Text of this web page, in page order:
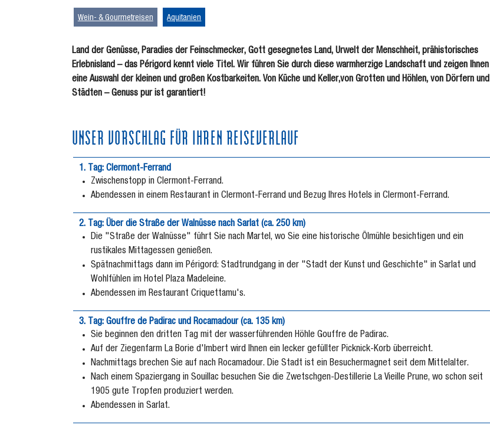
Wein- & Gourmetreisen Aquitanien
Land der Genüsse, Paradies der Feinschmecker, Gott gesegnetes Land, Urwelt der Menschheit, prähistorisches
Erlebnisland – das Périgord kennt viele Titel. Wir führen Sie durch diese warmherzige Landschaft und zeigen Ihnen
eine Auswahl der kleinen und großen Kostbarkeiten. Von Küche und Keller,von Grotten und Höhlen, von Dörfern und
Städten – Genuss pur ist garantiert!
UNSER VORSCHLAG FÜR IHREN REISEVERLAUF
1. Tag: Clermont-Ferrand
Zwischenstopp in Clermont-Ferrand.
Abendessen in einem Restaurant in Clermont-Ferrand und Bezug Ihres Hotels in Clermont-Ferrand.
2. Tag: Über die Straße der Walnüsse nach Sarlat (ca. 250 km)
Die "Straße der Walnüsse" führt Sie nach Martel, wo Sie eine historische Ölmühle besichtigen und ein
rustikales Mittagessen genießen.
Spätnachmittags dann im Périgord: Stadtrundgang in der "Stadt der Kunst und Geschichte" in Sarlat und
Wohlfühlen im Hotel Plaza Madeleine.
Abendessen im Restaurant Criquettamu's.
3. Tag: Gouffre de Padirac und Rocamadour (ca. 135 km)
Sie beginnen den dritten Tag mit der wasserführenden Höhle Gouffre de Padirac.
Auf der Ziegenfarm La Borie d'Imbert wird Ihnen ein lecker gefüllter Picknick-Korb überreicht.
Nachmittags brechen Sie auf nach Rocamadour. Die Stadt ist ein Besuchermagnet seit dem Mittelalter.
Nach einem Spaziergang in Souillac besuchen Sie die Zwetschgen-Destillerie La Vieille Prune, wo schon seit
1905 gute Tropfen produziert werden.
Abendessen in Sarlat.